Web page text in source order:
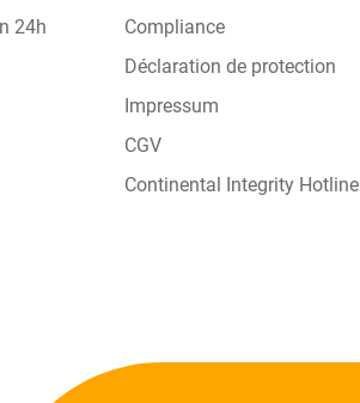
24h
Compliance
Déclaration de protection
Impressum
CGV
Continental Integrity Hotline